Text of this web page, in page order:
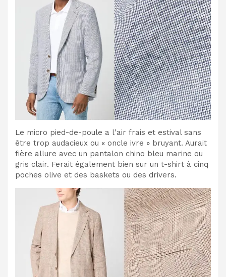
Le micro pied-de-poule a l'air frais et estival sans
être trop audacieux ou « oncle ivre » bruyant. Aurait
fière allure avec un pantalon chino bleu marine ou
gris clair. Ferait également bien sur un t-shirt à cinq
poches olive et des baskets ou des drivers.